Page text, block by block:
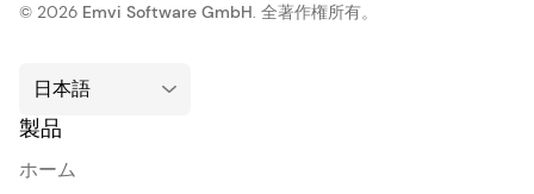
© 2026 Emvi Software GmbH. 全著作権所有。
製品
ホーム